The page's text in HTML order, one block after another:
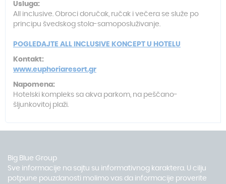
Usluga:
All inclusive. Obroci doručak, ručak i večera se služe po
principu švedskog stola-samoposluživanje.
POGLEDAJTE ALL INCLUSIVE KONCEPT U HOTELU
Kontakt:
www.euphoriaresort.gr
Napomena:
Hotelski kompleks sa akva parkom, na peščano-
šljunkovitoj plaži.
Big Blue Group
Sve informacije na sajtu su informativnog karaktera. U cilju
potpune pouzdanosti molimo vas da informacije proverite